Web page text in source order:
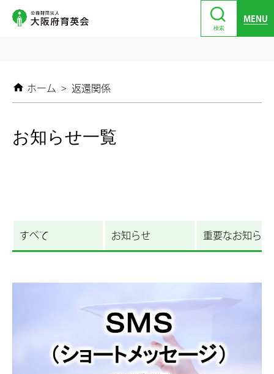
検索
MENU
ホーム > 返還関係
お知らせ一覧
すべて お知らせ 重要なお知らせ